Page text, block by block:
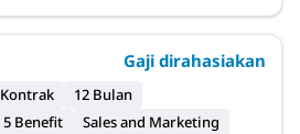
Gaji dirahasiakan
Kontrak
12 Bulan
5 Benefit
Sales and Marketing